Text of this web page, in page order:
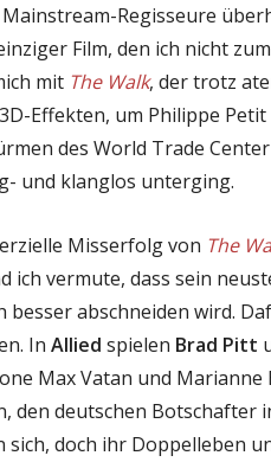
Regisseure
Film, den ich nicht
mit The Walk, der trotz
Effekten, um Philippe
des World Trade
und klanglos unterging.
Misserfolg von The
ich vermute, dass sein
besser abschneiden wird.
In Allied spielen Brad Pitt
Max Vatan und Marianne
den deutschen Botschafter
sich, doch ihr Doppelleben